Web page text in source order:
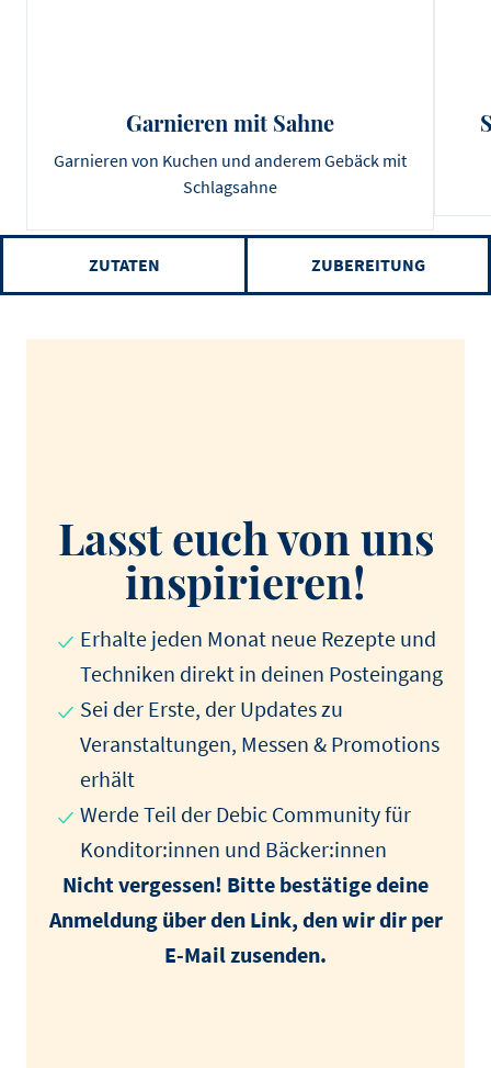
Garnieren mit Sahne
Garnieren von Kuchen und anderem Gebäck mit
Schlagsahne
ZUTATEN ZUBEREITUNG
Lasst euch von uns
inspirieren!
Erhalte jeden Monat neue Rezepte und
Techniken direkt in deinen Posteingang
Sei der Erste, der Updates zu
Veranstaltungen, Messen & Promotions
erhält
Werde Teil der Debic Community für
Konditor:innen und Bäcker:innen
Nicht vergessen! Bitte bestätige deine
Anmeldung über den Link, den wir dir per
E-Mail zusenden.